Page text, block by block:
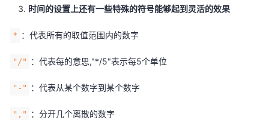
时间的设置上还有一些特殊的符号能够起到灵活的效果
* ：代表所有的取值范围内的数字
"/" ：代表每的意思,"*/5"表示每5个单位
"-" ：代表从某个数字到某个数字
"," ：分开几个离散的数字